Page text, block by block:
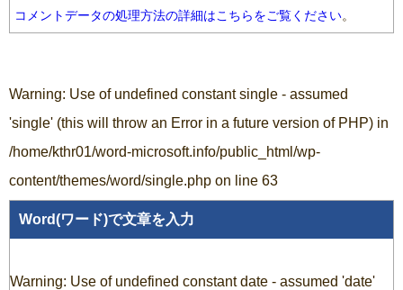
コメントデータの処理方法の詳細はこちらをご覧ください。
Warning: Use of undefined constant single - assumed
'single' (this will throw an Error in a future version of PHP) in
/home/kthr01/word-microsoft.info/public_html/wp-
content/themes/word/single.php on line 63
Word(ワード)で文章を入力
Warning: Use of undefined constant date - assumed 'date'